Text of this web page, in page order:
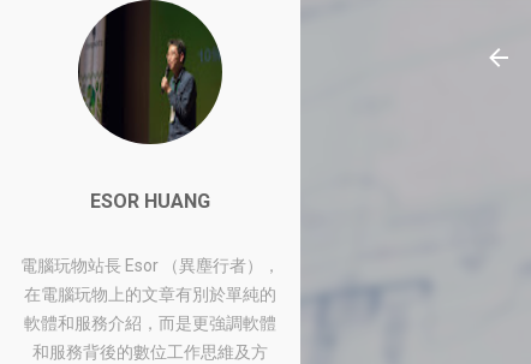
ESOR HUANG
電腦玩物站長 Esor （異塵行者），
在電腦玩物上的文章有別於單純的
軟體和服務介紹，而是更強調軟體
和服務背後的數位工作思維及方